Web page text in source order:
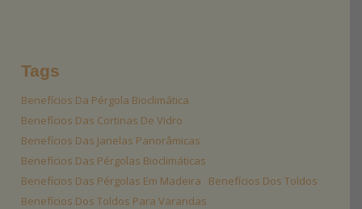
Tags
Benefícios Da Pérgola Bioclimática
Benefícios Das Cortinas De Vidro
Benefícios Das Janelas Panorâmicas
Benefícios Das Pérgolas Bioclimáticas
Benefícios Das Pérgolas Em Madeira
Benefícios Dos Toldos
Benefícios Dos Toldos Para Varandas